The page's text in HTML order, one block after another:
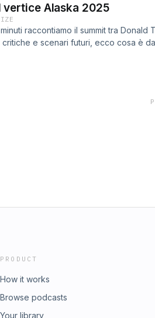
vertice Alaska 2025
raccontiamo il summit tra Donald
critiche e scenari futuri, ecco cosa è
PRODUCT
How it works
Browse podcasts
Your library